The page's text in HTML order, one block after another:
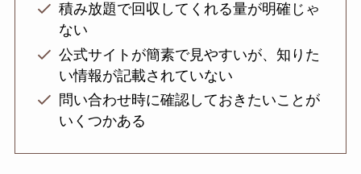
積み放題で回収してくれる量が明確じゃ
ない
公式サイトが簡素で見やすいが、知りた
い情報が記載されていない
問い合わせ時に確認しておきたいことが
いくつかある